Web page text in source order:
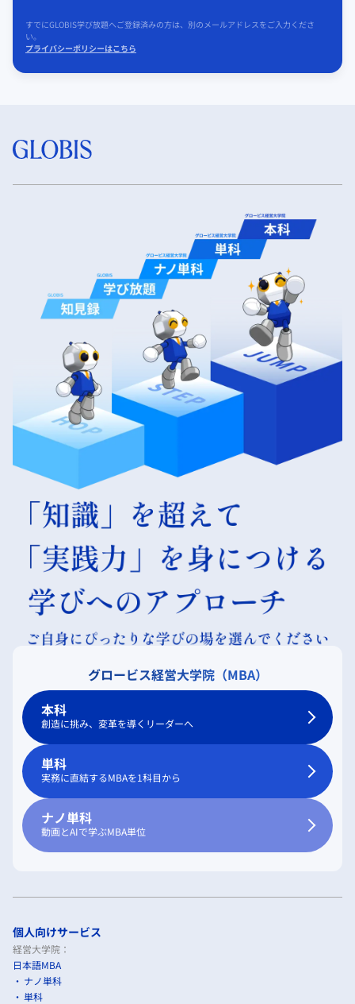
すでにGLOBIS学び放題へご登録済みの方は、別のメールアドレスをご入力くださ
い。
プライバシーポリシーはこちら
グロービス経営大学院（MBA）
本科
創造に挑み、変革を導くリーダーへ
単科
実務に直結するMBAを1科目から
ナノ単科
動画とAIで学ぶMBA単位
個人向けサービス
経営大学院：
日本語MBA
ナノ単科
単科